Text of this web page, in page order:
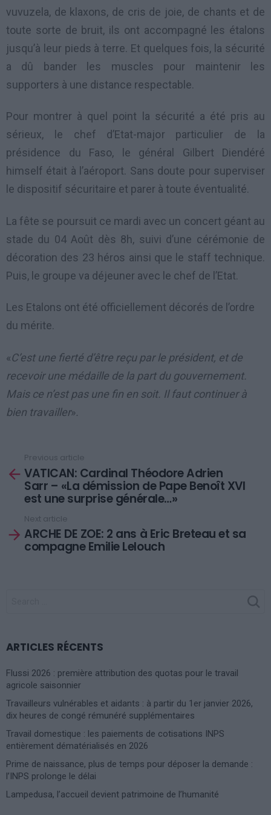
vuvuzela, de klaxons, de cris de joie, de chants et de
toute sorte de bruit, ils ont accompagné les étalons
jusqu’à leur pieds à terre. Et quelques fois, la sécurité
a dû bander les muscles pour maintenir les
supporters à une distance respectable.
Pour montrer à quel point la sécurité a été pris au
sérieux, le chef d’Etat-major particulier de la
présidence du Faso, le général Gilbert Diendéré
himself était à l’aéroport. Sans doute pour superviser
le dispositif sécuritaire et parer à toute éventualité.
La fête se poursuit ce mardi avec un concert géant au
stade du 04 Août dès 8h, suivi d’une cérémonie de
décoration des 23 héros ainsi que le staff technique.
Puis, le groupe va déjeuner avec le chef de l’Etat.
Les Etalons ont été officiellement décorés de l’ordre
du mérite.
«C’est une fierté d’être reçu par le président, et de
recevoir une médaille de la part du gouvernement.
Mais ce n’est pas une fin en soit. Il faut continuer à
bien travailler».
more
Previous article
VATICAN: Cardinal Théodore Adrien
Sarr – «La démission de Pape Benoît XVI
est une surprise générale…»
Next article
ARCHE DE ZOE: 2 ans à Eric Breteau et sa
compagne Emilie Lelouch
ARTICLES RÉCENTS
Flussi 2026 : première attribution des quotas pour le travail
agricole saisonnier
Travailleurs vulnérables et aidants : à partir du 1er janvier 2026,
dix heures de congé rémunéré supplémentaires
Travail domestique : les paiements de cotisations INPS
entièrement dématérialisés en 2026
Prime de naissance, plus de temps pour déposer la demande :
l’INPS prolonge le délai
Lampedusa, l’accueil devient patrimoine de l’humanité